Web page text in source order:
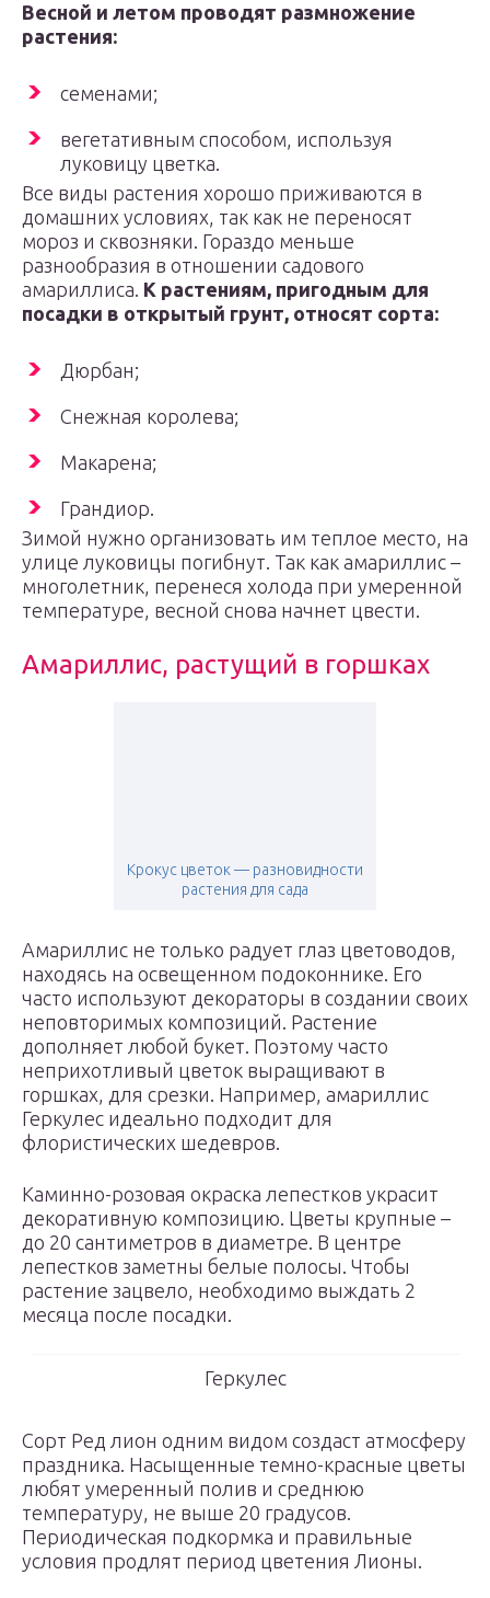
Весной и летом проводят размножение
растения:
семенами;
вегетативным способом, используя
луковицу цветка.
Все виды растения хорошо приживаются в
домашних условиях, так как не переносят
мороз и сквозняки. Гораздо меньше
разнообразия в отношении садового
амариллиса. К растениям, пригодным для
посадки в открытый грунт, относят сорта:
Дюрбан;
Снежная королева;
Макарена;
Грандиор.
Зимой нужно организовать им теплое место, на
улице луковицы погибнут. Так как амариллис –
многолетник, перенеся холода при умеренной
температуре, весной снова начнет цвести.
Амариллис, растущий в горшках
Крокус цветок — разновидности
растения для сада
Амариллис не только радует глаз цветоводов,
находясь на освещенном подоконнике. Его
часто используют декораторы в создании своих
неповторимых композиций. Растение
дополняет любой букет. Поэтому часто
неприхотливый цветок выращивают в
горшках, для срезки. Например, амариллис
Геркулес идеально подходит для
флористических шедевров.
Каминно-розовая окраска лепестков украсит
декоративную композицию. Цветы крупные –
до 20 сантиметров в диаметре. В центре
лепестков заметны белые полосы. Чтобы
растение зацвело, необходимо выждать 2
месяца после посадки.
Геркулес
Сорт Ред лион одним видом создаст атмосферу
праздника. Насыщенные темно-красные цветы
любят умеренный полив и среднюю
температуру, не выше 20 градусов.
Периодическая подкормка и правильные
условия продлят период цветения Лионы.